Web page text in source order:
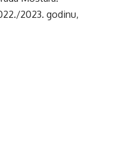
2023. godinu,